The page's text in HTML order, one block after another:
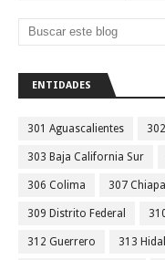
ENTIDADES
301 Aguascalientes
303 Baja California Sur
306 Colima 307
309 Distrito Federal
312 Guerrero 313